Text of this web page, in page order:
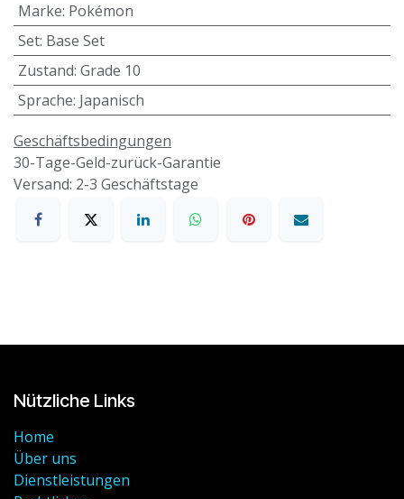
Marke: Pokémon
Set: Base Set
Zustand: Grade 10
Sprache: Japanisch
Geschäftsbedingungen
30-Tage-Geld-zurück-Garantie
Versand: 2-3 Geschäftstage
Nützliche Links
Home
Über uns
Dienstleistungen